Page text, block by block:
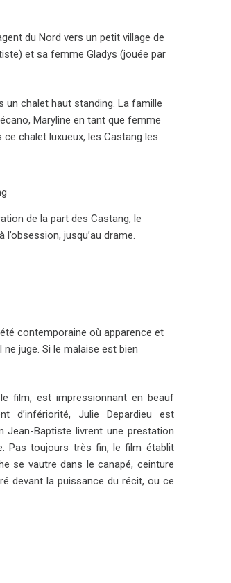
du Nord vers un petit village de
et sa femme Gladys (jouée par
un chalet haut standing. La famille
Maryline en tant que femme
chalet luxueux, les Castang les
de la part des Castang, le
jusqu’au drame.
contemporaine où apparence et
juge. Si le malaise est bien
film, est impressionnant en beauf
d’infériorité, Julie Depardieu est
Jean-Baptiste livrent une prestation
Pas toujours très fin, le film établit
se vautre dans le canapé, ceinture
devant la puissance du récit, ou ce